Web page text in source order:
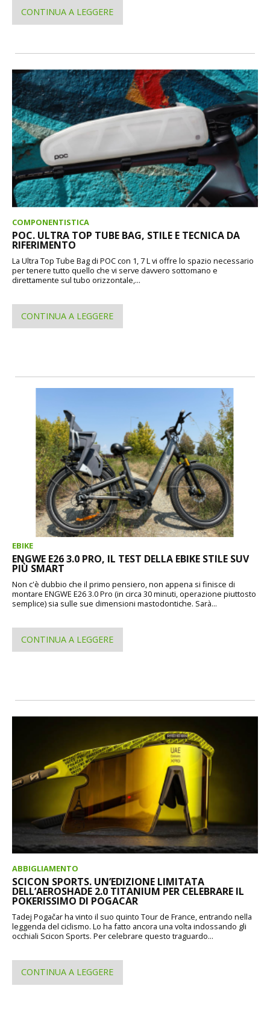
CONTINUA A LEGGERE
COMPONENTISTICA
POC. ULTRA TOP TUBE BAG, STILE E TECNICA DA
RIFERIMENTO
La Ultra Top Tube Bag di POC con 1, 7 L vi offre lo spazio necessario
per tenere tutto quello che vi serve davvero sottomano e
direttamente sul tubo orizzontale,...
CONTINUA A LEGGERE
EBIKE
ENGWE E26 3.0 PRO, IL TEST DELLA EBIKE STILE SUV
PIÙ SMART
Non c'è dubbio che il primo pensiero, non appena si finisce di
montare ENGWE E26 3.0 Pro (in circa 30 minuti, operazione piuttosto
semplice) sia sulle sue dimensioni mastodontiche. Sarà...
CONTINUA A LEGGERE
ABBIGLIAMENTO
SCICON SPORTS. UN’EDIZIONE LIMITATA
DELL’AEROSHADE 2.0 TITANIUM PER CELEBRARE IL
POKERISSIMO DI POGACAR
Tadej Pogačar ha vinto il suo quinto Tour de France, entrando nella
leggenda del ciclismo. Lo ha fatto ancora una volta indossando gli
occhiali Scicon Sports. Per celebrare questo traguardo...
CONTINUA A LEGGERE